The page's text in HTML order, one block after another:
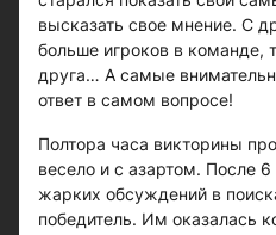
высказать свое мнение. С
больше игроков в команде,
друга… А самые
ответ в самом вопросе!
Полтора часа викторины
весело и с азартом. После
жарких обсуждений в
победитель. Им оказалась